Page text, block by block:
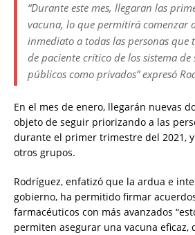
“Durante este mes, llegaran las
vacuna, lo que permitirá comenzar
inmediato a todas las personas que
de paciente crítico de los sistema
públicos como privados” expresó
En el mes de enero, llegarán nuevas
objeto de seguir priorizando a las
durante el primer trimestre del 2021,
otros grupos.
Rodríguez, enfatizó que la ardua e
gobierno, ha permitido firmar
farmacéuticos con más avanzados
permiten asegurar una vacuna eficaz,